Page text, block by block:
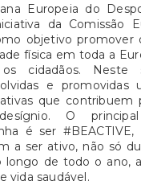
Europeia do
da Comissão
objetivo promover
física em toda a
cidadãos. Neste
e promovidas
que contribuem
O
é ser #BEACTIVE,
a ser ativo, não só
longo de todo o ano,
vida saudável.